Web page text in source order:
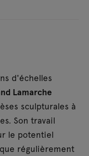
d'échelles
Lamarche
sculpturales à
Son travail
le potentiel
régulièrement